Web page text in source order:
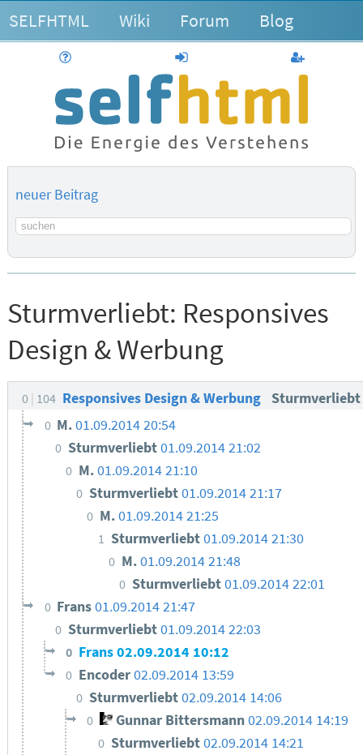
SELFHTML Wiki Forum Blog
anmelden
neuer Beitrag
Suchbegriff
Sturmverliebt: Responsives
Design & Werbung
0 104 Responsives Design & Werbung Sturmverliebt
0 M.01.09.2014 20:54
0 Sturmverliebt01.09.2014 21:02
0 M.01.09.2014 21:10
0 Sturmverliebt01.09.2014 21:17
0 M.01.09.2014 21:25
1 Sturmverliebt01.09.2014 21:30
0 M.01.09.2014 21:48
0 Sturmverliebt01.09.2014 22:01
0 Frans01.09.2014 21:47
0 Sturmverliebt01.09.2014 22:03
0 Frans02.09.2014 10:12
0 Encoder02.09.2014 13:59
0 Sturmverliebt02.09.2014 14:06
0 Gunnar Bittersmann02.09.2014 14:19
0 Sturmverliebt02.09.2014 14:21